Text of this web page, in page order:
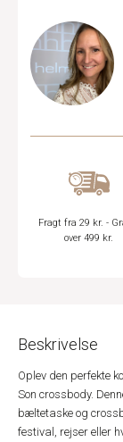
Fragt fra 29 kr. -
over 499 kr.
Beskrivelse
Oplev den perfekte
Son crossbody.
bæltetaske og
festival, rejser eller